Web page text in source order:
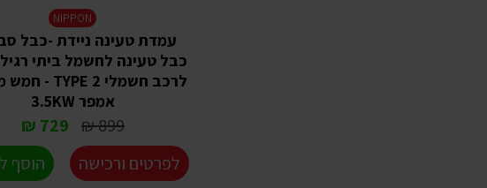
NIPPON
עמדת טעינה ניידת -כבל
אמפר 3.5KW
899 ₪
729 ₪
לפרטים ורכישה הוסף